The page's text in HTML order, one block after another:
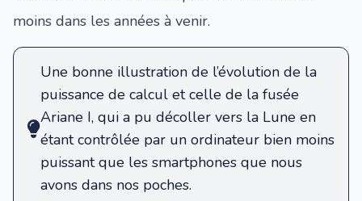
moins dans les années à venir.
Une bonne illustration de l’évolution de la
puissance de calcul et celle de la fusée
Ariane I, qui a pu décoller vers la Lune en
étant contrôlée par un ordinateur bien moins
puissant que les smartphones que nous
avons dans nos poches.